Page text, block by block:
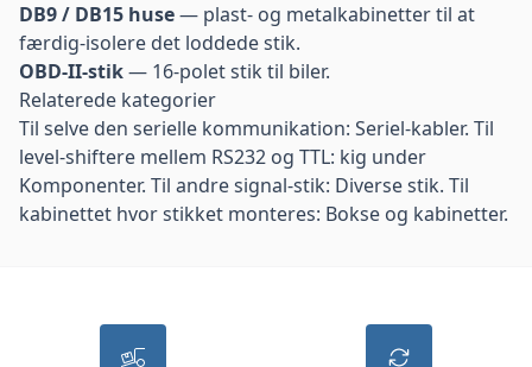
DB9 / DB15 huse— plast- og metalkabinetter til at
færdig-isolere det loddede stik.
OBD-II-stik— 16-polet stik til biler.
Relaterede kategorier
Til selve den serielle kommunikation: Seriel-kabler. Til
level-shiftere mellem RS232 og TTL: kig under
Komponenter. Til andre signal-stik: Diverse stik. Til
kabinettet hvor stikket monteres: Bokse og kabinetter.